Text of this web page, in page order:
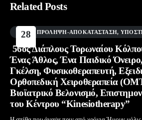
Related Posts
28
BLOG ΠΡΌΛΗΨΗ-ΑΠΟΚΑΤΆΣΤΑΣΗ,
56ος Διάπλους Τορωναίου
Ένας Άθλος, Ένα Παιδικό
Γκέλση, Φυσικοθεραπευτή,
Ορθοπεδική Χειροθεραπεία
Βιοϊατρικό Βελονισμό,
του Κέντρου “Kinesiotherapy”